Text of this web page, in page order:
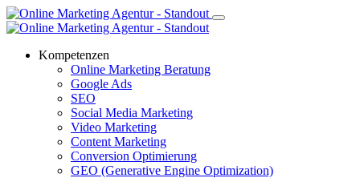
Kompetenzen
Online Marketing Beratung
Google Ads
SEO
Social Media Marketing
Video Marketing
Content Marketing
Conversion Optimierung
GEO (Generative Engine Optimization)